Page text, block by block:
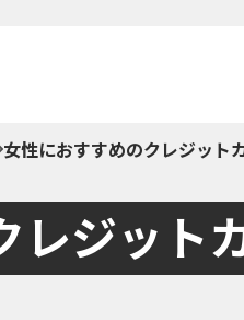
女性におすすめのクレジット
レジット